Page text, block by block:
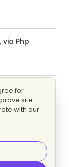
Php
for
site
with our